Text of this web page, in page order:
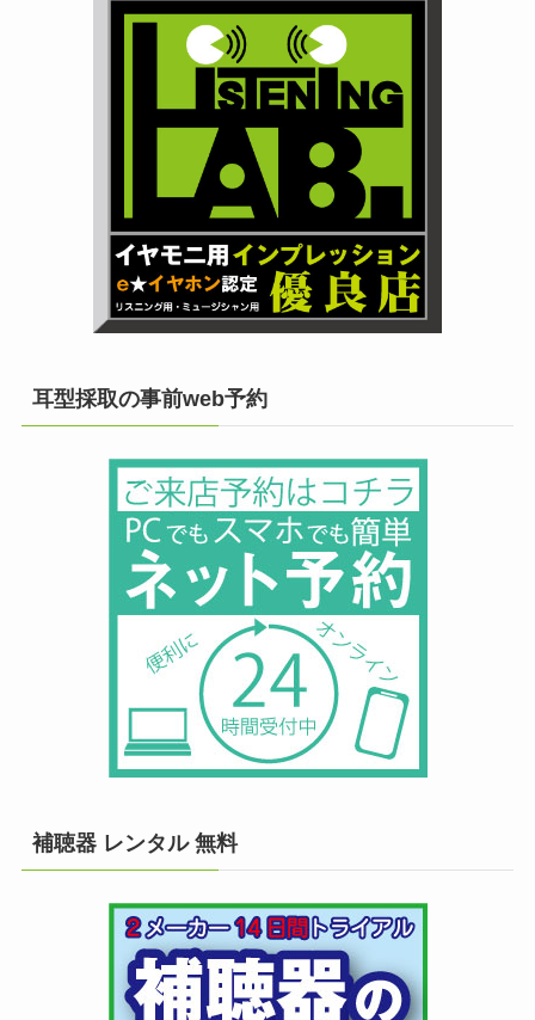
耳型採取の事前web予約
補聴器 レンタル 無料